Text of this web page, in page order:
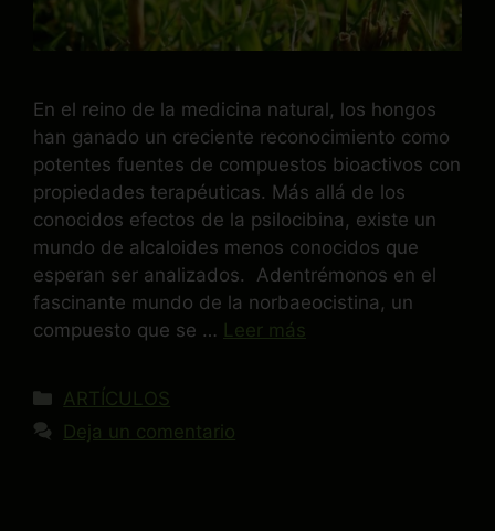
En el reino de la medicina natural, los hongos
han ganado un creciente reconocimiento como
potentes fuentes de compuestos bioactivos con
propiedades terapéuticas. Más allá de los
conocidos efectos de la psilocibina, existe un
mundo de alcaloides menos conocidos que
esperan ser analizados. Adentrémonos en el
fascinante mundo de la norbaeocistina, un
compuesto que se … Leer más
ARTÍCULOS
Deja un comentario